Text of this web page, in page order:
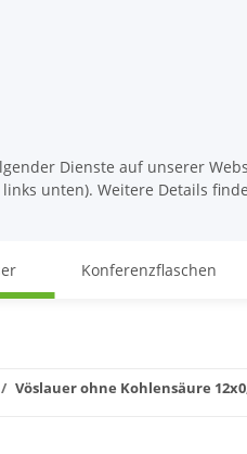
Dienste auf unserer
unten). Weitere Details
Konferenzflaschen
Vöslauer ohne Kohlensäure